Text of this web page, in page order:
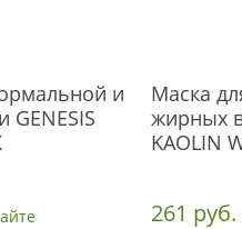
и
Маска
жирных
KAOLIN
261 руб.